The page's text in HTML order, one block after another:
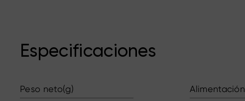
Especificaciones
Peso neto(g) Alimentación